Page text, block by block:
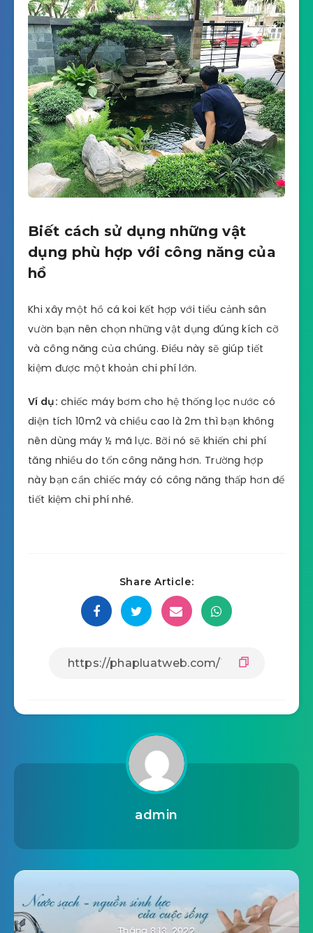
Biết cách sử dụng những vật
dụng phù hợp với công năng của
hồ
Khi xây một hồ cá koi kết hợp với tiểu cảnh sân
vườn bạn nên chọn những vật dụng đúng kích cỡ
và công năng của chúng. Điều này sẽ giúp tiết
kiệm được một khoản chi phí lớn.
Ví dụ: chiếc máy bơm cho hệ thống lọc nước có
diện tích 10m2 và chiều cao là 2m thì bạn không
nên dùng máy ½ mã lực. Bỡi nó sẽ khiến chi phí
tăng nhiều do tốn công năng hơn. Trường hợp
này bạn cần chiếc máy có công năng thấp hơn để
tiết kiệm chi phí nhé.
Share Article:
admin